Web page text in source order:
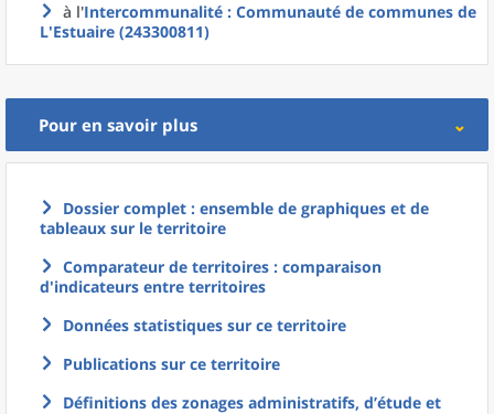
à l'Intercommunalité : Communauté de communes de
L'Estuaire (243300811)
Pour en savoir plus
Dossier complet : ensemble de graphiques et de
tableaux sur le territoire
Comparateur de territoires : comparaison
d'indicateurs entre territoires
Données statistiques sur ce territoire
Publications sur ce territoire
Définitions des zonages administratifs, d’étude et